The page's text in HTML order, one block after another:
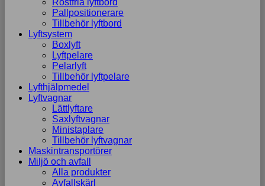
Rostfria lyftbord
Pallpositionerare
Tillbehör lyftbord
Lyftsystem
Boxlyft
Lyftpelare
Pelarlyft
Tillbehör lyftpelare
Lyfthjälpmedel
Lyftvagnar
Lättlyftare
Saxlyftvagnar
Ministaplare
Tillbehör lyftvagnar
Maskintransportörer
Miljö och avfall
Alla produkter
Avfallskärl